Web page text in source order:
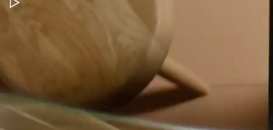
Pausar vídeo